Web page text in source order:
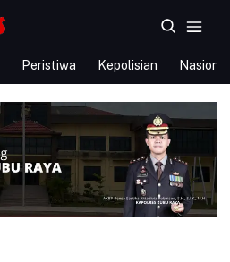
Peristiwa Kepolisian Nasional